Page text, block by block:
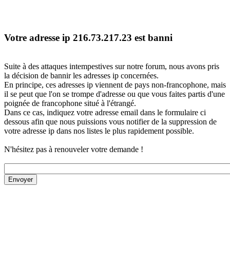
Votre adresse ip 216.73.217.23 est banni
Suite à des attaques intempestives sur notre forum, nous avons pris
la décision de bannir les adresses ip concernées.
En principe, ces adresses ip viennent de pays non-francophone, mais
il se peut que l'on se trompe d'adresse ou que vous faites partis d'une
poignée de francophone situé à l'étrangé.
Dans ce cas, indiquez votre adresse email dans le formulaire ci
dessous afin que nous puissions vous notifier de la suppression de
votre adresse ip dans nos listes le plus rapidement possible.
N'hésitez pas à renouveler votre demande !